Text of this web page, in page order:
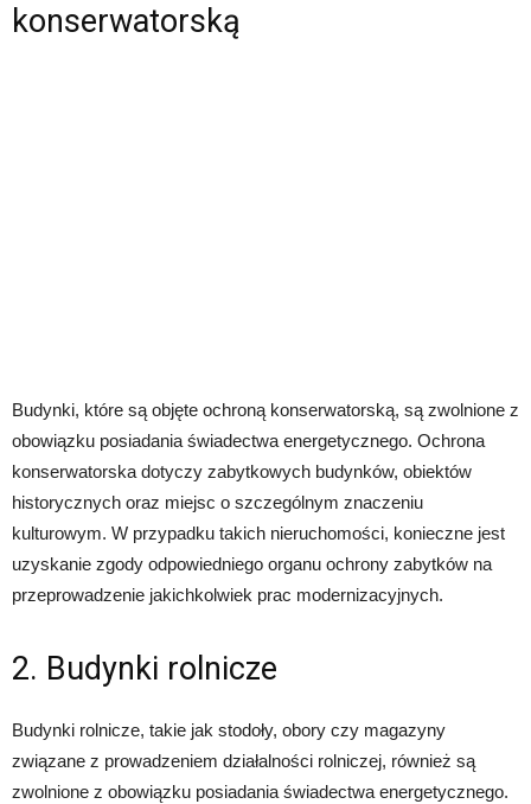
konserwatorską
Budynki, które są objęte ochroną konserwatorską, są zwolnione z
obowiązku posiadania świadectwa energetycznego. Ochrona
konserwatorska dotyczy zabytkowych budynków, obiektów
historycznych oraz miejsc o szczególnym znaczeniu
kulturowym. W przypadku takich nieruchomości, konieczne jest
uzyskanie zgody odpowiedniego organu ochrony zabytków na
przeprowadzenie jakichkolwiek prac modernizacyjnych.
2. Budynki rolnicze
Budynki rolnicze, takie jak stodoły, obory czy magazyny
związane z prowadzeniem działalności rolniczej, również są
zwolnione z obowiązku posiadania świadectwa energetycznego.